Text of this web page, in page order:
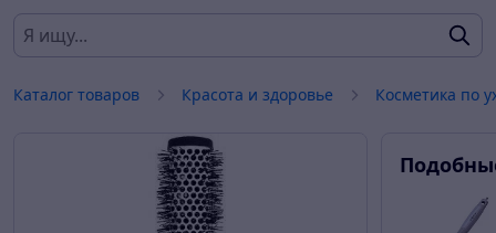
Каталог товаров Красота и здоровье Косметика по